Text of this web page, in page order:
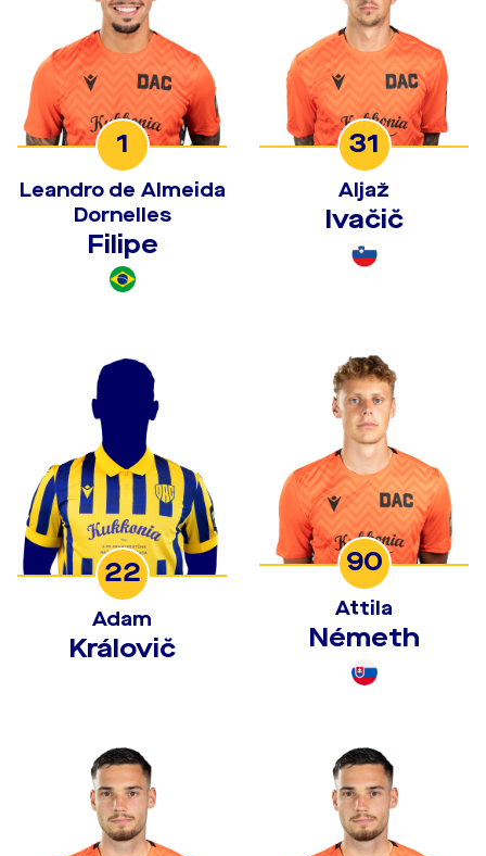
1
Leandro de Almeida
Dornelles
Filipe
31
Aljaž
Ivačič
22
Adam
Královič
90
Attila
Németh